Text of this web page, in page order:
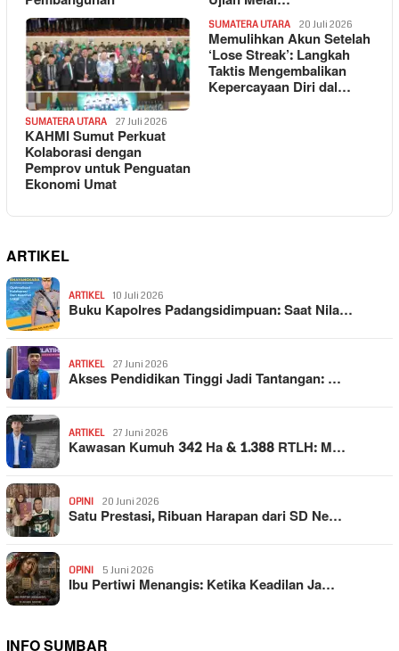
SUMATERA UTARA 27 Juli 2026
KAHMI Sumut Perkuat
Kolaborasi dengan
Pemprov untuk Penguatan
Ekonomi Umat
SUMATERA UTARA 20 Juli 2026
Memulihkan Akun Setelah
‘Lose Streak’: Langkah
Taktis Mengembalikan
Kepercayaan Diri dal…
ARTIKEL
ARTIKEL 10 Juli 2026
Buku Kapolres Padangsidimpuan: Saat Nila…
ARTIKEL 27 Juni 2026
Akses Pendidikan Tinggi Jadi Tantangan: …
ARTIKEL 27 Juni 2026
Kawasan Kumuh 342 Ha & 1.388 RTLH: M…
OPINI 20 Juni 2026
Satu Prestasi, Ribuan Harapan dari SD Ne…
OPINI 5 Juni 2026
Ibu Pertiwi Menangis: Ketika Keadilan Ja…